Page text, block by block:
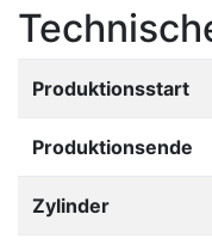
Produktionsstart
Produktionsende
Zylinder